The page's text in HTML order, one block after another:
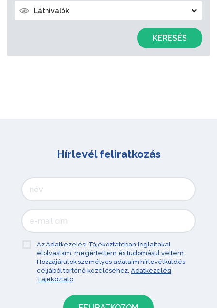
Látnivalók
KERESÉS
Hírlevél feliratkozás
Az Adatkezelési Tájékoztatóban foglaltakat
elolvastam, megértettem és tudomásul vettem.
Hozzájárulok személyes adataim hírlevélküldés
céljából történő kezeléséhez. Adatkezelési
Tájékoztató